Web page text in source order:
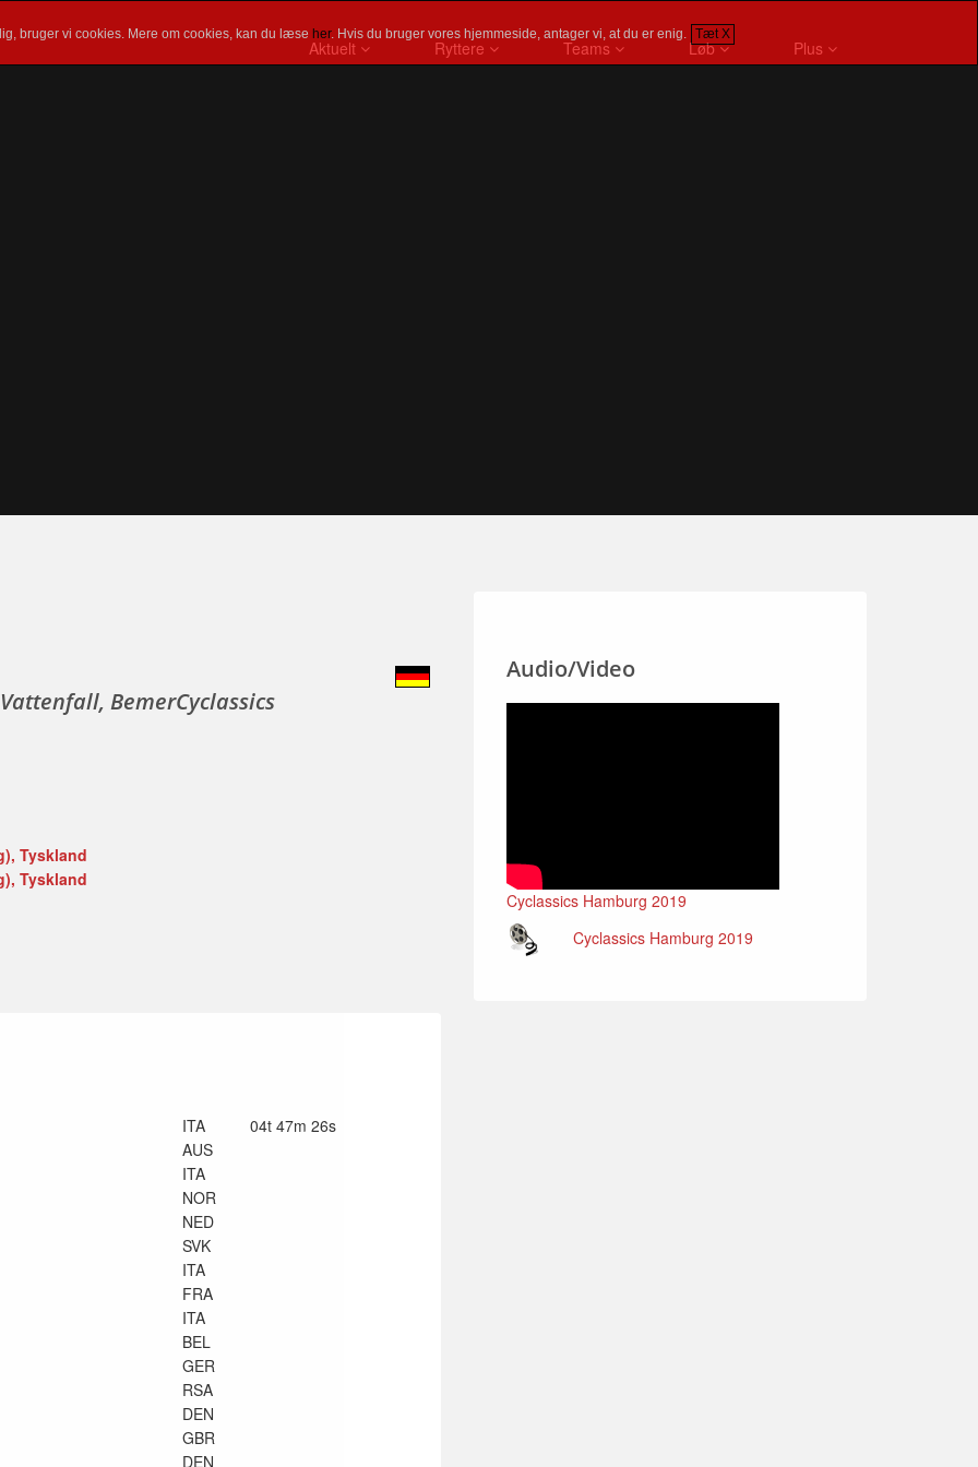
bruger vi cookies. Mere om cookies, kan du læse her. Hvis du bruger vores hjemmeside, antager vi, at du er enig. Tæt X
Aktuelt Ryttere Teams Løb Plus
BemerCyclassics
Tyskland
Tyskland
ITA
04t 47m 26s
AUS
ITA
NOR
NED
SVK
ITA
FRA
ITA
BEL
GER
RSA
DEN
GBR
DEN
Audio/Video
Cyclassics Hamburg 2019
Cyclassics Hamburg 2019